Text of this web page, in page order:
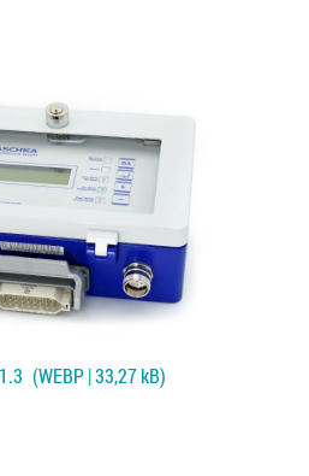
(WEBP | 33,27 kB)